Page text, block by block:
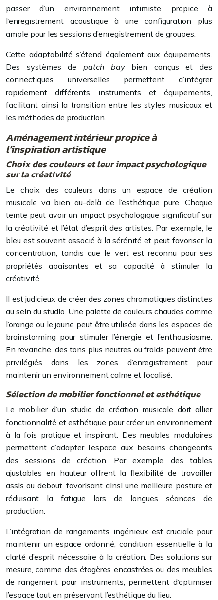
passer d’un environnement intimiste propice à
l’enregistrement acoustique à une configuration plus
ample pour les sessions d’enregistrement de groupes.
Cette adaptabilité s’étend également aux équipements.
Des systèmes de patch bay bien conçus et des
connectiques universelles permettent d’intégrer
rapidement différents instruments et équipements,
facilitant ainsi la transition entre les styles musicaux et
les méthodes de production.
Aménagement intérieur propice à
l’inspiration artistique
Choix des couleurs et leur impact psychologique
sur la créativité
Le choix des couleurs dans un espace de création
musicale va bien au-delà de l’esthétique pure. Chaque
teinte peut avoir un impact psychologique significatif sur
la créativité et l’état d’esprit des artistes. Par exemple, le
bleu est souvent associé à la sérénité et peut favoriser la
concentration, tandis que le vert est reconnu pour ses
propriétés apaisantes et sa capacité à stimuler la
créativité.
Il est judicieux de créer des zones chromatiques distinctes
au sein du studio. Une palette de couleurs chaudes comme
l’orange ou le jaune peut être utilisée dans les espaces de
brainstorming pour stimuler l’énergie et l’enthousiasme.
En revanche, des tons plus neutres ou froids peuvent être
privilégiés dans les zones d’enregistrement pour
maintenir un environnement calme et focalisé.
Sélection de mobilier fonctionnel et esthétique
Le mobilier d’un studio de création musicale doit allier
fonctionnalité et esthétique pour créer un environnement
à la fois pratique et inspirant. Des meubles modulaires
permettent d’adapter l’espace aux besoins changeants
des sessions de création. Par exemple, des tables
ajustables en hauteur offrent la flexibilité de travailler
assis ou debout, favorisant ainsi une meilleure posture et
réduisant la fatigue lors de longues séances de
production.
L’intégration de rangements ingénieux est cruciale pour
maintenir un espace ordonné, condition essentielle à la
clarté d’esprit nécessaire à la création. Des solutions sur
mesure, comme des étagères encastrées ou des meubles
de rangement pour instruments, permettent d’optimiser
l’espace tout en préservant l’esthétique du lieu.